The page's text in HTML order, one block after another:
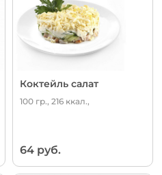
Коктейль салат
100 гр., 216 ккал.,
64 руб.